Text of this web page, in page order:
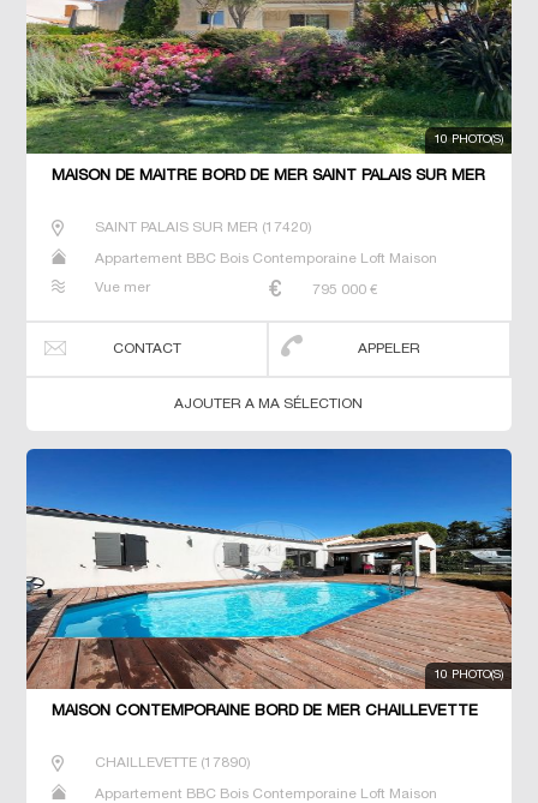
10 PHOTO(S)
MAISON DE MAÎTRE BORD DE MER SAINT PALAIS SUR MER
SAINT PALAIS SUR MER (17420)
Appartement BBC Bois Contemporaine Loft Maison
Vue mer
795 000 €
CONTACT APPELER
AJOUTER A MA SÉLECTION
10 PHOTO(S)
MAISON CONTEMPORAINE BORD DE MER CHAILLEVETTE
CHAILLEVETTE(17890)
Appartement BBC Bois Contemporaine Loft Maison